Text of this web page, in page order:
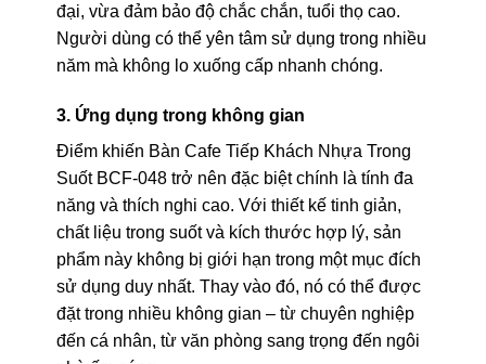
đại, vừa đảm bảo độ chắc chắn, tuổi thọ cao.
Người dùng có thể yên tâm sử dụng trong nhiều
năm mà không lo xuống cấp nhanh chóng.
3. Ứng dụng trong không gian
Điểm khiến Bàn Cafe Tiếp Khách Nhựa Trong
Suốt BCF-048 trở nên đặc biệt chính là tính đa
năng và thích nghi cao. Với thiết kế tinh giản,
chất liệu trong suốt và kích thước hợp lý, sản
phẩm này không bị giới hạn trong một mục đích
sử dụng duy nhất. Thay vào đó, nó có thể được
đặt trong nhiều không gian – từ chuyên nghiệp
đến cá nhân, từ văn phòng sang trọng đến ngôi